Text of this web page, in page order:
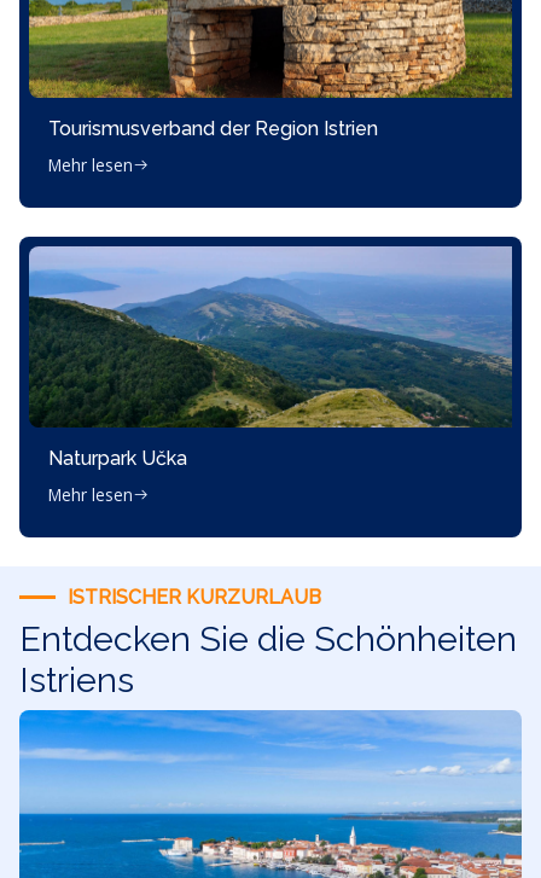
Tourismusverband der Region Istrien
Mehr lesen
Naturpark Učka
Mehr lesen
ISTRISCHER KURZURLAUB
Entdecken Sie die Schönheiten
Istriens